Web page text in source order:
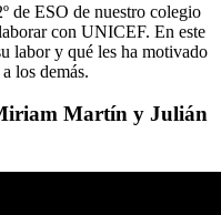
de ESO de nuestro colegio
con UNICEF. En este
labor y qué les ha motivado
los demás.
Martín y Julián